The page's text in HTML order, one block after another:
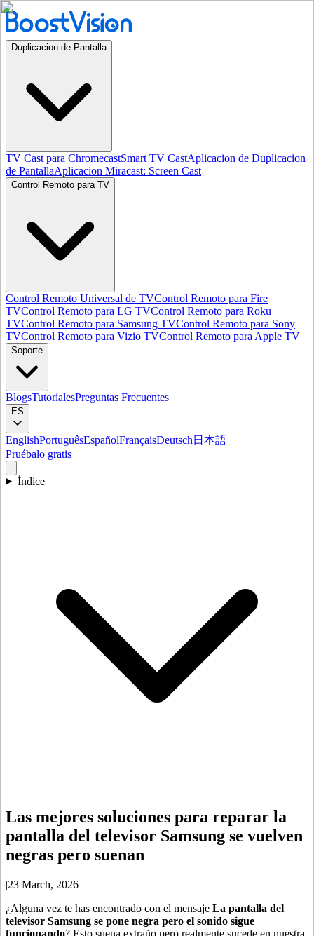
Duplicacion de Pantalla
TV Cast para ChromecastSmart TV CastAplicacion de Duplicacion
de PantallaAplicacion Miracast: Screen Cast
Control Remoto para TV
Control Remoto Universal de TVControl Remoto para Fire
TVControl Remoto para LG TVControl Remoto para Roku
TVControl Remoto para Samsung TVControl Remoto para Sony
TVControl Remoto para Vizio TVControl Remoto para Apple TV
Soporte
BlogsTutorialesPreguntas Frecuentes
ES
EnglishPortuguêsEspañolFrançaisDeutsch 日本語
Pruébalo gratis
Índice
Las mejores soluciones para reparar la
pantalla del televisor Samsung se vuelven
negras pero suenan
|23 March, 2026
¿Alguna vez te has encontrado con el mensaje La pantalla del
televisor Samsung se pone negra pero el sonido sigue
funcionando? Esto suena extraño pero realmente sucede en nuestra